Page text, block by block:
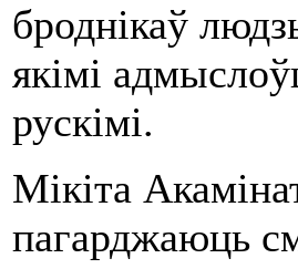
броднікаў
якімі
рускімі.
Мікіта
пагарджаюць